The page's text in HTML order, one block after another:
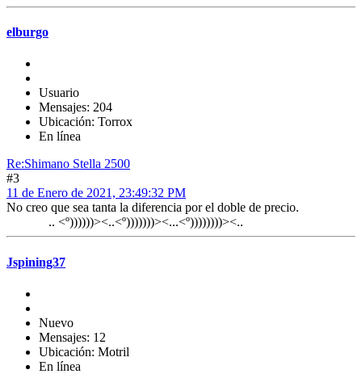
elburgo
Usuario
Mensajes: 204
Ubicación: Torrox
En línea
Re:Shimano Stella 2500
#3
11 de Enero de 2021, 23:49:32 PM
No creo que sea tanta la diferencia por el doble de precio.
.. <º))))))><..<º)))))))><...<º))))))))><..
Jspining37
Nuevo
Mensajes: 12
Ubicación: Motril
En línea